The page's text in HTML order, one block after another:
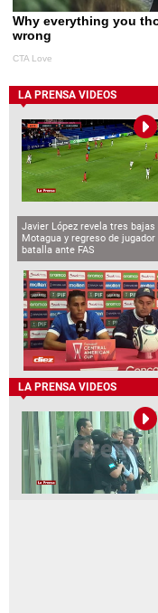
LA PRENSA VIDEOS
Javier López revela tres bajas
Motagua y regreso de jugador
batalla ante FAS
LA PRENSA VIDEOS